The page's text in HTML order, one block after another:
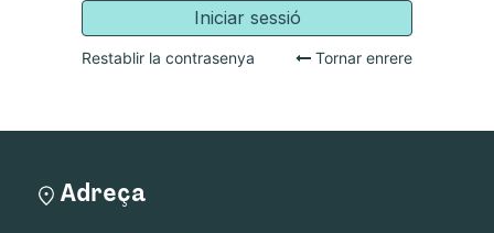
Iniciar sessió
Restablir la contrasenya Tornar enrere
Adreça